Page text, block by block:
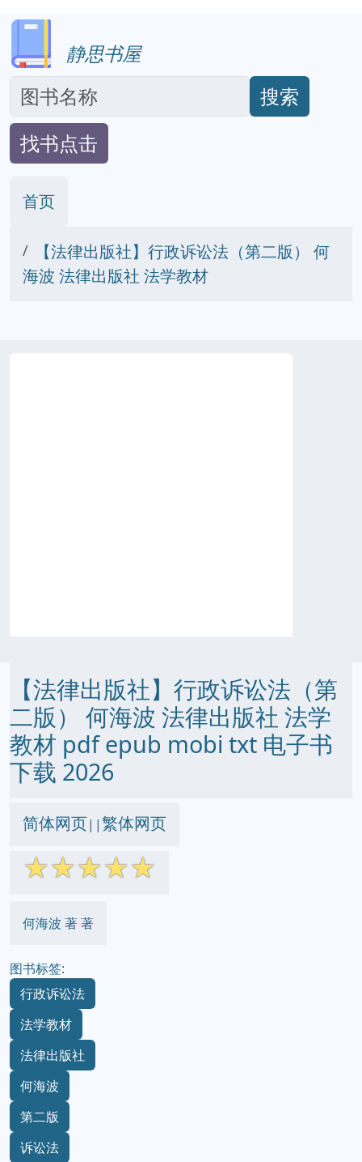
静思书屋
搜索
找书点击
首页
【法律出版社】行政诉讼法（第二版） 何
海波 法律出版社 法学教材
【法律出版社】行政诉讼法（第
二版） 何海波 法律出版社 法学
教材 pdf epub mobi txt 电子书
下载 2026
简体网页||繁体网页
☆☆☆☆☆
何海波 著 著
图书标签:
行政诉讼法
法学教材
法律出版社
何海波
第二版
诉讼法